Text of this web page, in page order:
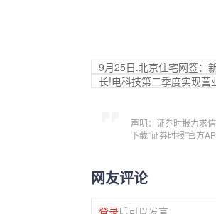
9月25日.北京住宅网签：
长!电科技第二季度实现营
声明：证券时报力求
下载“证券时报”官方
网友评论